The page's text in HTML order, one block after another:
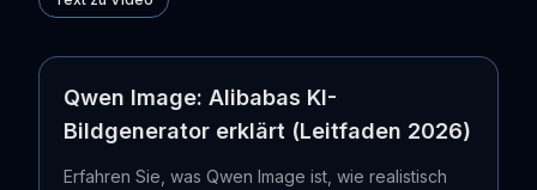
Qwen Image: Alibabas KI-
Bildgenerator erklärt (Leitfaden 2026)
Erfahren Sie, was Qwen Image ist, wie realistisch